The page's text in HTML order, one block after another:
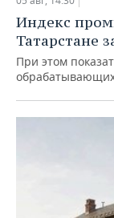
Индекс
Татарстане
При этом